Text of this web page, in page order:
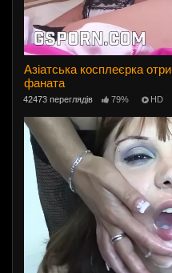
Азіатська косплеєрка
фаната
42473 переглядів 79% HD